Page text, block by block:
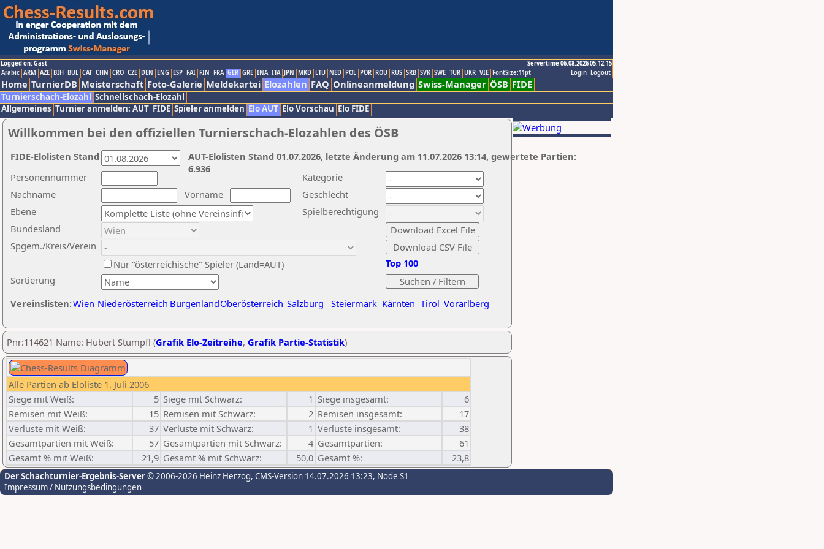
Logged on: Gast
Servertime 06.08.2026 05:12:15
Logout
Login
Arabic ARM AZE BIH BUL CAT CHN CRO CZE DEN ENG ESP FAI FIN FRA GER GRE INA ITA JPN MKD LTU NED POL POR ROU RUS SRB SVK SWE TUR UKR VIE FontSize:11pt
Home TurnierDB Meisterschaft Foto-Galerie Meldekartei Elozahlen FAQ Onlineanmeldung Swiss-Manager ÖSB FIDE
Turnierschach-Elozahl Schnellschach-Elozahl
Allgemeines Turnier anmelden: AUT FIDE Spieler anmelden Elo AUT Elo Vorschau Elo FIDE
Willkommen bei den offiziellen Turnierschach-Elozahlen des ÖSB
Nachname
Vorname
Ebene
Kategorie
Sortierung
Personennummer
Bundesland
Spgem./Kreis/Verein
Geschlecht
Nur "österreichische" Spieler (Land=AUT)
Spielberechtigung
Vereinslisten:Wien Niederösterreich BurgenlandOberösterreich Salzburg Steiermark Kärnten Tirol Vorarlberg
Top 100
AUT-Elolisten Stand 01.07.2026, letzte Änderung am 11.07.2026 13:14, gewertete Partien:
6.936
FIDE-Elolisten Stand
Pnr:114621 Name: Hubert Stumpfl (Grafik Elo-Zeitreihe, Grafik Partie-Statistik)
Alle Partien ab Eloliste 1. Juli 2006
Siege mit Weiß:
5 Siege mit Schwarz: 1 Siege insgesamt:
6
Remisen mit Weiß:
15 Remisen mit Schwarz: 2 Remisen insgesamt:
17
Verluste mit Weiß:
37 Verluste mit Schwarz: 1 Verluste insgesamt:
38
Gesamtpartien mit Weiß:
57 Gesamtpartien mit Schwarz: 4 Gesamtpartien:
61
Gesamt % mit Weiß:
21,9 Gesamt % mit Schwarz: 50,0 Gesamt %: 23,8
Der Schachturnier-Ergebnis-Server© 2006-2026 Heinz Herzog, CMS-Version 14.07.2026 13:23, Node S1
Impressum / Nutzungsbedingungen